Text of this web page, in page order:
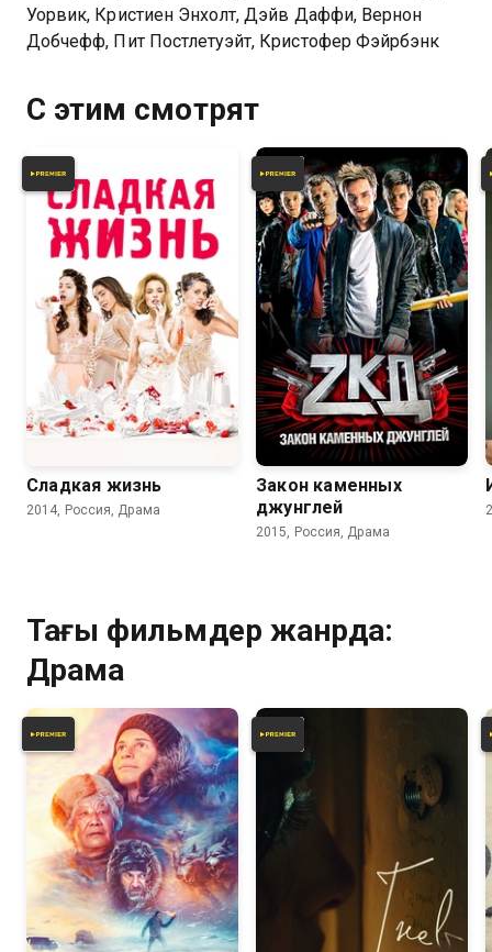
Уорвик, Кристиен Энхолт, Дэйв Даффи, Вернон
Добчефф, Пит Постлетуэйт, Кристофер Фэйрбэнк
С этим смотрят
7.8 7.0
Сладкая жизнь
2014, Россия, Драма
7.7 6.7
Закон каменных
джунглей
2015, Россия, Драма
Тағы фильмдер жанрда:
Драма